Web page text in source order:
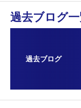
過去ブログ
過去ブログ